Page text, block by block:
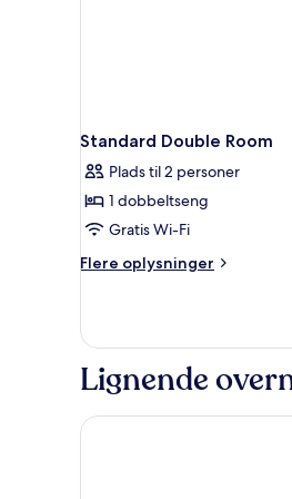
Standard Double Room
Plads til 2 personer
1 dobbeltseng
Gratis Wi-Fi
Flere oplysninger
Flere
Double
Lignende
Hotel Medici